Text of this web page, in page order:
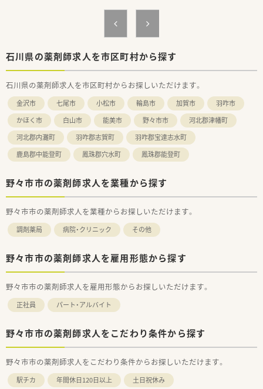
ション科といった専門性の高い処方箋を取り扱っています。
■月火水金は18時まで開局し、木曜日と土曜日は13時までの半
【法人特徴について】
■病院の門前やクリニックの門前など様々な形態で店舗を運営
しており、地域の多様な医療ニーズに柔軟に応え続けています。
■経営層が幅広い人脈を持っており、地元とのつながりを大切に
しながら地域貢献を第一に考えて運営している温かい法人で
す。
【職場環境と雰囲気】
■少人数でアットホームな雰囲気の職場であり、事務スタッフと
働けます。
境です。
■地域のクリニックの門前として機能しているため、近隣の医師
やスタッフと連携を取りながら地域医療にしっかりと貢献でき
石川県の薬剤師求人を市区町村から探す
石川県の薬剤師求人を市区町村からお探しいただけます。
金沢市 七尾市 小松市 輪島市 加賀市
羽咋市
かほく市
白山市 能美市 野々市市
河北郡津幡町
河北郡内灘町
羽咋郡志賀町
羽咋郡宝達志水町
鹿島郡中能登町
鳳珠郡穴水町 鳳珠郡能登町
野々市市の薬剤師求人を業種から探す
野々市市の薬剤師求人を業種からお探しいただけます。
調剤薬局 病院・クリニック その他
野々市市の薬剤師求人を雇用形態から探す
野々市市の薬剤師求人を雇用形態からお探しいただけます。
正社員 パート・アルバイト
野々市市の薬剤師求人をこだわり条件から探す
野々市市の薬剤師求人をこだわり条件からお探しいただけます。
駅チカ 年間休日120日以上
土日祝休み